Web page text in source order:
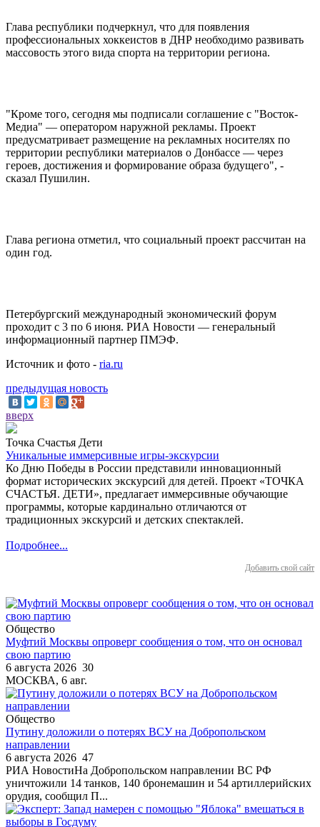
Глава республики подчеркнул, что для появления
профессиональных хоккеистов в ДНР необходимо развивать
массовость этого вида спорта на территории региона.
"Кроме того, сегодня мы подписали соглашение с "Восток-
Медиа" — оператором наружной рекламы. Проект
предусматривает размещение на рекламных носителях по
территории республики материалов о Донбассе — через
героев, достижения и формирование образа будущего", -
сказал Пушилин.
Глава региона отметил, что социальный проект рассчитан на
один год.
Петербургский международный экономический форум
проходит с 3 по 6 июня. РИА Новости — генеральный
информационный партнер ПМЭФ.
Источник и фото - ria.ru
предыдущая новость
вверх
Точка Счастья Дети
Уникальные иммерсивные игры-экскурсии
Ко Дню Победы в России представили инновационный
формат исторических экскурсий для детей. Проект «ТОЧКА
СЧАСТЬЯ. ДЕТИ», предлагает иммерсивные обучающие
программы, которые кардинально отличаются от
традиционных экскурсий и детских спектаклей.
Подробнее...
Добавить свой сайт
Общество
Муфтий Москвы опроверг сообщения о том, что он основал
свою партию
6 августа 2026 30
МОСКВА, 6 авг.
Общество
Путину доложили о потерях ВСУ на Добропольском
направлении
6 августа 2026 47
РИА НовостиНа Добропольском направлении ВС РФ
уничтожили 14 танков, 140 бронемашин и 54 артиллерийских
орудия, сообщил П...